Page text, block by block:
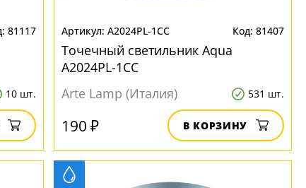
81117
10 шт.
A2024PL-1CC 81407
Точечный светильник Aqua
A2024PL-1CC
Arte Lamp (Италия)
531 шт.
190 ₽ В КОРЗИНУ